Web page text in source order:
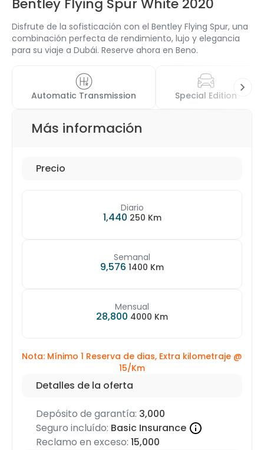
Disfrute de la sofisticación con el Bentley Flying Spur, una
combinación perfecta de rendimiento, lujo y elegancia
para su viaje a Dubái. Reserve ahora en Beno.
Automatic Transmission Special Edition
Más información
Precio
Diario
1,440 250 Km
Semanal
9,576 1400 Km
Mensual
28,800 4000 Km
Nota: Mínimo 1 Reserva de dias, Extra kilometraje @
15/Km
Detalles de la oferta
Depósito de garantía: 3,000
Seguro incluído: Basic Insurance
Reclamo en exceso: 15,000